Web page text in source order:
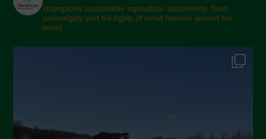
Marzo 2025
Febbraio 2025
Gennaio 2025
Settembre 2024
champions sustainable agriculture, biodiversity, food
sovereignty and the rights of small farmers around the
world.